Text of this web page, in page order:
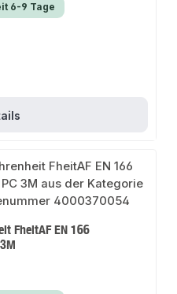
6-9 Tage
FheitAF EN 166